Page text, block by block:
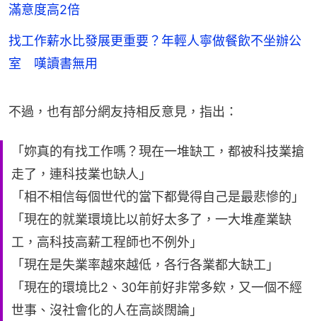
滿意度高2倍
找工作薪水比發展更重要？年輕人寧做餐飲不坐辦公
室 嘆讀書無用
不過，也有部分網友持相反意見，指出：
「妳真的有找工作嗎？現在一堆缺工，都被科技業搶
走了，連科技業也缺人」
「相不相信每個世代的當下都覺得自己是最悲慘的」
「現在的就業環境比以前好太多了，一大堆產業缺
工，高科技高薪工程師也不例外」
「現在是失業率越來越低，各行各業都大缺工」
「現在的環境比2、30年前好非常多欸，又一個不經
世事、沒社會化的人在高談闊論」